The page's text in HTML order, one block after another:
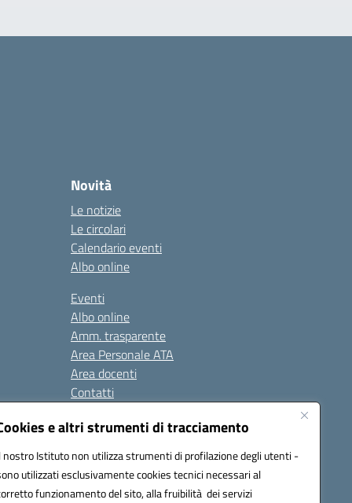
e altri strumenti di tracciamento
nostro Istituto non utilizza strumenti di profilazione degli utenti -
utilizzati esclusivamente cookies tecnici necessari al
funzionamento del sito, alla fruibilità dei servizi
Novità
Le notizie
Le circolari
Calendario eventi
Albo online
Eventi
Albo online
Amm. trasparente
Area Personale ATA
Area docenti
Contatti